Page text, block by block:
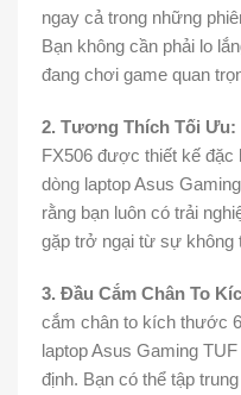
ngay cả trong những
Bạn không cần phải lo
đang chơi game quan
2. Tương Thích Tối Ưu:
FX506 được thiết kế đặc
dòng laptop Asus
rằng bạn luôn có trải
gặp trở ngại từ sự không
3. Đầu Cắm Chân To
cắm chân to kích thước
laptop Asus Gaming
định. Bạn có thể tập